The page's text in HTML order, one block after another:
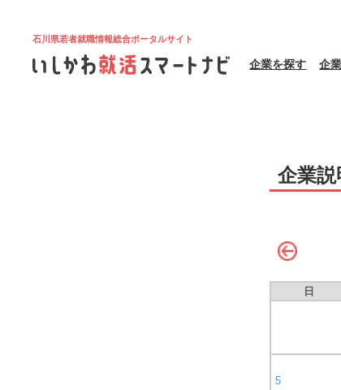
石川県若者就職情報総合ポータルサイト
企業を探す 企
企業
日
5